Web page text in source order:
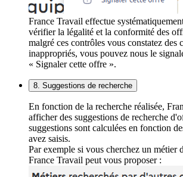
France Travail effectue
vérifier la légalité et la conformité des
malgré ces contrôles vous constatez des
inappropriés, vous pouvez nous le
« Signaler cette offre ».
8. Suggestions de recherche
En fonction de la recherche réalisée,
afficher des suggestions de recherche
suggestions sont calculées en fonction
avez saisis.
Par exemple si vous cherchez un métier
France Travail peut vous proposer :